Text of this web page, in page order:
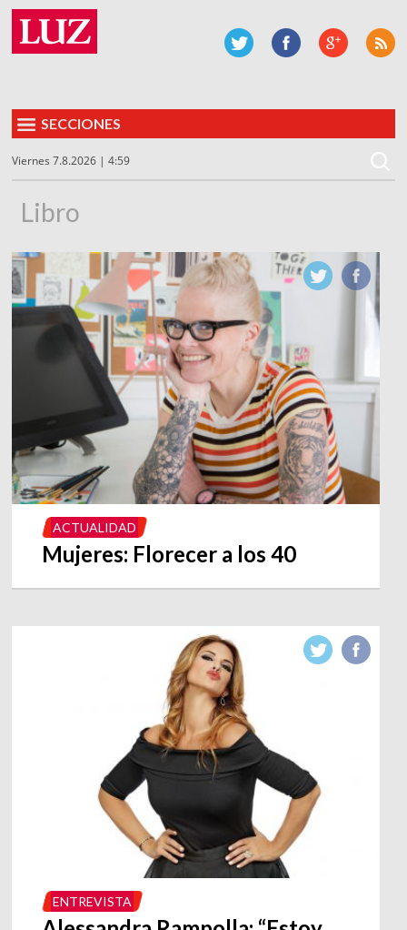
SECCIONES
Viernes 7.8.2026 | 4:59
Libro
ACTUALIDAD
Mujeres: Florecer a los 40
ENTREVISTA